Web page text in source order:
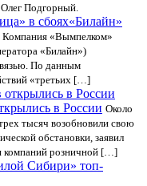
Подгорный.
«Билайн»
Компания «Вымпелком»
«Билайн»)
По данным
«третьих […]
в России Около
тысяч возобновили свою
обстановки, заявил
компаний розничной […]